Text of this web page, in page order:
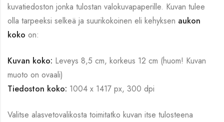
kuvatiedoston jonka tulostan valokuvapaperille. Kuvan tulee
olla tarpeeksi selkeä ja suurikokoinen eli kehyksen aukon
koko on:
Kuvan koko: Leveys 8,5 cm, korkeus 12 cm (huom! Kuvan
muoto on ovaali)
Tiedoston koko: 1004 x 1417 px, 300 dpi
Valitse alasvetovalikosta toimitatko kuvan itse tulosteena